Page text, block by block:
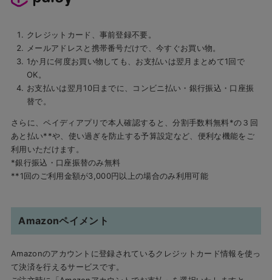
クレジットカード、事前登録不要。
メールアドレスと携帯番号だけで、今すぐお買い物。
1か月に何度お買い物しても、お支払いは翌月まとめて1回で
OK。
お支払いは翌月10日までに、コンビニ払い・銀行振込・口座振
替で。
さらに、ペイディアプリで本人確認すると、分割手数料無料*の３回
あと払い**や、使い過ぎを防止する予算設定など、便利な機能をご
利用いただけます。
*銀行振込・口座振替のみ無料
**1回のご利用金額が3,000円以上の場合のみ利用可能
Amazonペイメント
Amazonのアカウントに登録されているクレジットカード情報を使っ
て決済を行えるサービスです。